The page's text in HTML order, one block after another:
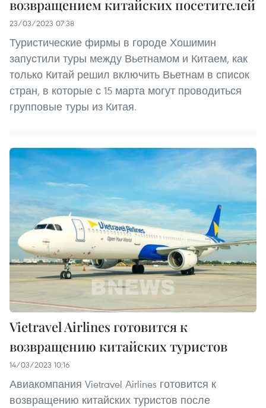
возвращением китайских посетителей
23/03/2023 07:38
Туристические фирмы в городе Хошимин
запустили туры между Вьетнамом и Китаем, как
только Китай решил включить Вьетнам в список
стран, в которые с 15 марта могут проводиться
групповые туры из Китая.
Vietravel Airlines готовится к
возвращению китайских туристов
14/03/2023 10:16
Авиакомпания Vietravel Airlines готовится к
возвращению китайских туристов после